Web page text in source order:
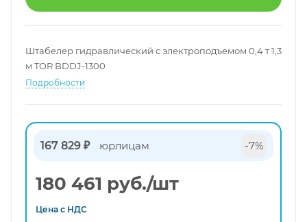
Штабелер гидравлический с электроподъемом 0,4 т 1,3
м TOR BDDJ-1300
Подробности
167 829 ₽ юрлицам -7%
180 461 руб./шт
Цена с НДС